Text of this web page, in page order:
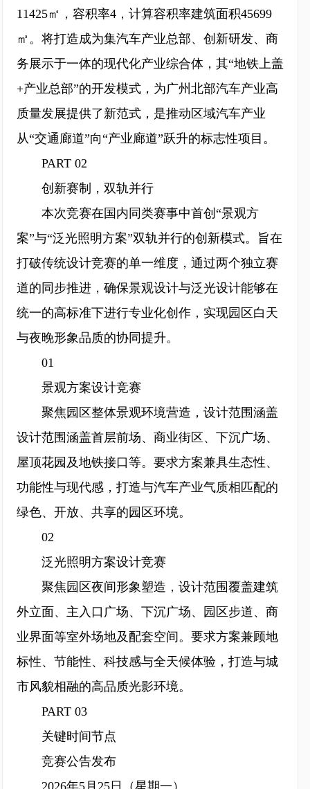
11425㎡，容积率4，计算容积率建筑面积45699
㎡。将打造成为集汽车产业总部、创新研发、商
务展示于一体的现代化产业综合体，其“地铁上盖
+产业总部”的开发模式，为广州北部汽车产业高
质量发展提供了新范式，是推动区域汽车产业
从“交通廊道”向“产业廊道”跃升的标志性项目。
PART 02
创新赛制，双轨并行
本次竞赛在国内同类赛事中首创“景观方
案”与“泛光照明方案”双轨并行的创新模式。旨在
打破传统设计竞赛的单一维度，通过两个独立赛
道的同步推进，确保景观设计与泛光设计能够在
统一的高标准下进行专业化创作，实现园区白天
与夜晚形象品质的协同提升。
01
景观方案设计竞赛
聚焦园区整体景观环境营造，设计范围涵盖
设计范围涵盖首层前场、商业街区、下沉广场、
屋顶花园及地铁接口等。要求方案兼具生态性、
功能性与现代感，打造与汽车产业气质相匹配的
绿色、开放、共享的园区环境。
02
泛光照明方案设计竞赛
聚焦园区夜间形象塑造，设计范围覆盖建筑
外立面、主入口广场、下沉广场、园区步道、商
业界面等室外场地及配套空间。要求方案兼顾地
标性、节能性、科技感与全天候体验，打造与城
市风貌相融的高品质光影环境。
PART 03
关键时间节点
竞赛公告发布
2026年5月25日（星期一）